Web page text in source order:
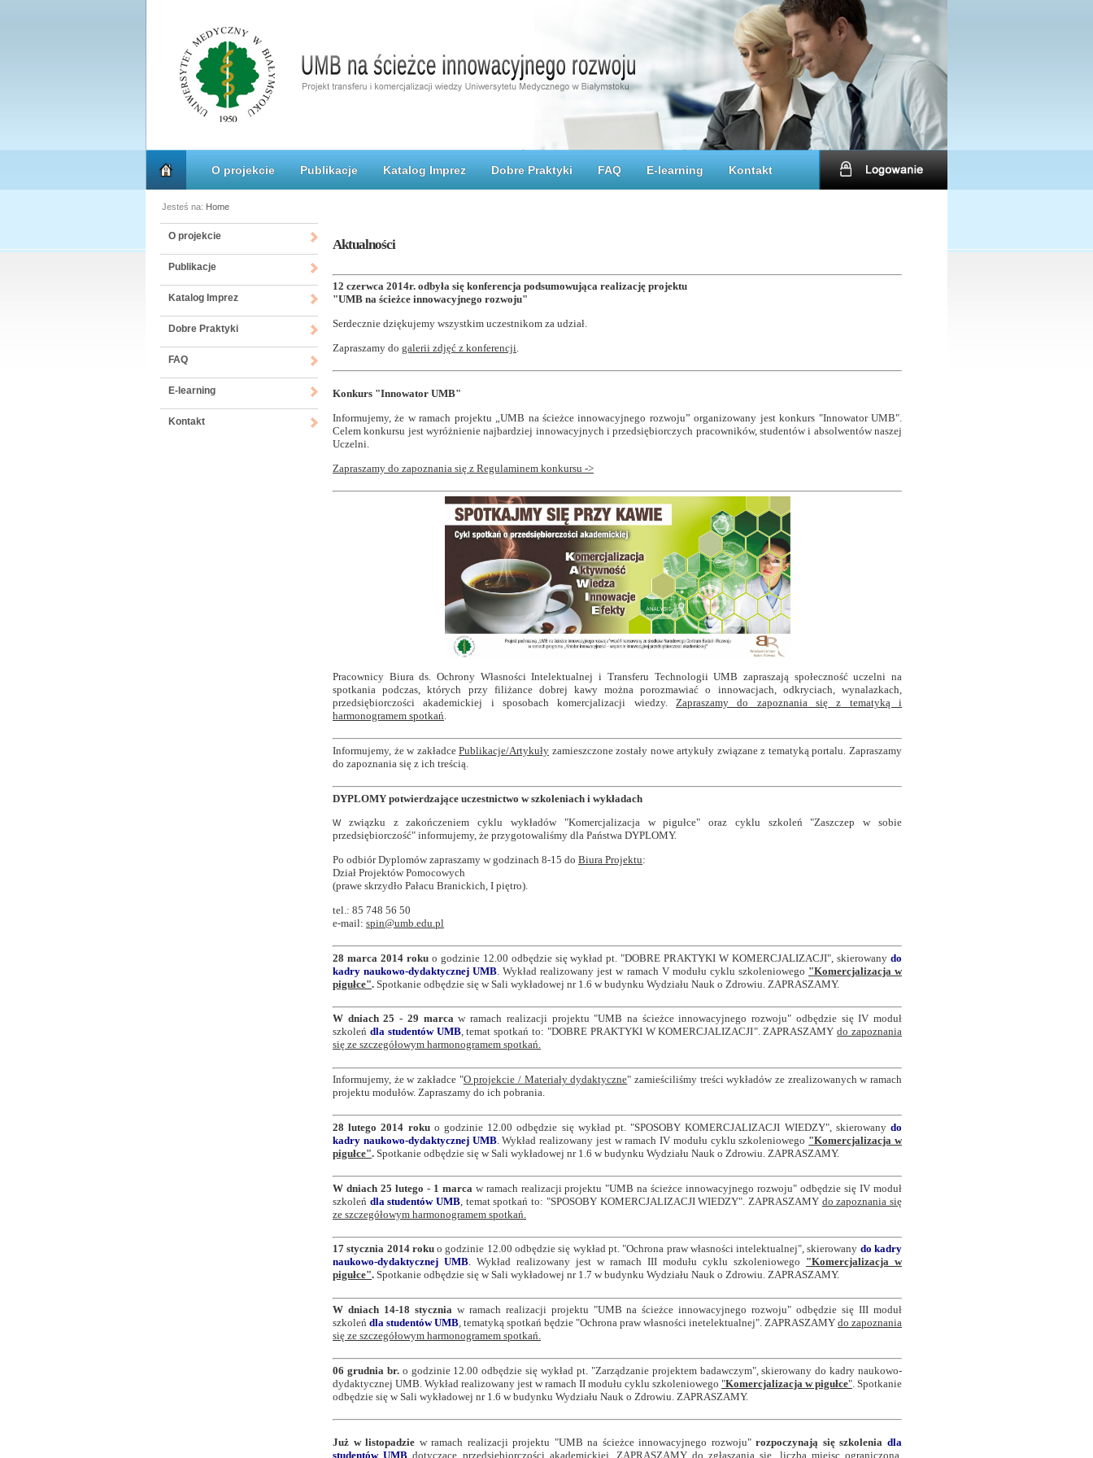
O projekcie Publikacje Katalog Imprez Dobre Praktyki FAQ E-learning Kontakt
Jesteś na: Home
O projekcie
Publikacje
Katalog Imprez
Dobre Praktyki
FAQ
E-learning
Kontakt
Aktualności
12 czerwca 2014r. odbyła się konferencja podsumowująca realizację projektu
"UMB na ścieżce innowacyjnego rozwoju"
Serdecznie dziękujemy wszystkim uczestnikom za udział.
Zapraszamy do galerii zdjęć z konferencji
Konkurs "Innowator UMB"
Informujemy, że w ramach projektu „UMB na ścieżce innowacyjnego rozwoju” organizowany jest konkurs "Innowator UMB".
Celem konkursu jest wyróżnienie najbardziej innowacyjnych i przedsiębiorczych pracowników, studentów i absolwentów naszej
Uczelni.
Zapraszamy do zapoznania się z Regulaminem konkursu ->
Pracownicy Biura ds. Ochrony Własności Intelektualnej i Transferu Technologii UMB zapraszają społeczność uczelni na
spotkania podczas, których przy filiżance dobrej kawy można porozmawiać o innowacjach, odkryciach, wynalazkach,
przedsiębiorczości akademickiej i sposobach komercjalizacji wiedzy. Zapraszamy do zapoznania się z tematyką i
harmonogramem spotkań.
Informujemy, żew zakładcePublikacje/Artykuły zamieszczone zostały nowe artykuły związane z tematyką portalu. Zapraszamy
do zapoznania się z ich treścią.
DYPLOMY potwierdzające uczestnictwo w szkoleniach i wykładach
Wzwiązku z zakończeniem cyklu wykładów "Komercjalizacja w pigułce"oraz cyklu szkoleń "Zaszczep w sobie
przedsiębiorczość" informujemy, że przygotowaliśmy dla Państwa DYPLOMY.
Po odbiór Dyplomów zapraszamy w godzinach 8-15 do Biura Projektu:
Dział Projektów Pomocowych
(prawe skrzydło Pałacu Branickich, I piętro).
tel.: 85 748 56 50
e-mail: spin@umb.edu.pl
28 marca 2014 rokuo godzinie 12.00 odbędzie się wykład pt. "DOBRE PRAKTYKI W KOMERCJALIZACJI", skierowany do
kadry naukowo-dydaktycznej UMB Wykład realizowany jest w ramach V modułu cyklu szkoleniowego "Komercjalizacja w
pigułce". Spotkanie odbędzie się w Sali wykładowej nr 1.6 w budynku Wydziału Nauk o Zdrowiu. ZAPRASZAMY.
W dniach 25 - 29 marcaw ramach realizacji projektu "UMB na ścieżce innowacyjnego rozwoju" odbędzie się IV moduł
szkoleń dla studentów UMB, temat spotkań to: "DOBRE PRAKTYKI W KOMERCJALIZACJI". ZAPRASZAMYdo zapoznania
się ze szczegółowym harmonogramem spotkań.
Informujemy, że w zakładce "O projekcie / Materiały dydaktyczne" zamieściliśmy treści wykładów ze zrealizowanych w ramach
projektu modułów. Zapraszamy do ich pobrania.
28 lutego 2014 rokuo godzinie 12.00 odbędzie się wykład pt. "SPOSOBY KOMERCJALIZACJI WIEDZY", skierowanydo
kadry naukowo-dydaktycznej UMB. Wykład realizowany jest w ramach IV modułu cyklu szkoleniowego "Komercjalizacja w
pigułce". Spotkanie odbędzie się w Sali wykładowej nr 1.6 w budynku Wydziału Nauk o Zdrowiu. ZAPRASZAMY.
W dniach 25 lutego - 1 marca w ramach realizacji projektu "UMB na ścieżce innowacyjnego rozwoju" odbędzie się IV moduł
szkoleń dla studentów UMB , temat spotkań to: "SPOSOBY KOMERCJALIZACJI WIEDZY". ZAPRASZAMY do zapoznania się
ze szczegółowym harmonogramem spotkań.
17 stycznia 2014 rokuo godzinie 12.00 odbędzie się wykład pt. "Ochrona praw własności intelektualnej", skierowany do kadry
naukowo-dydaktycznej UMB. Wykład realizowany jest w ramach III modułu cyklu szkoleniowego "Komercjalizacja w
pigułce". Spotkanie odbędzie się w Sali wykładowej nr 1.7 w budynku Wydziału Nauk o Zdrowiu. ZAPRASZAMY.
W dniach 14-18 stycznia w ramach realizacji projektu "UMB na ścieżce innowacyjnego rozwoju" odbędzie się III moduł
szkoleń dla studentów UMB, tematyką spotkań będzie "Ochrona praw własności inetelektualnej". ZAPRASZAMY do zapoznania
się ze szczegółowym harmonogramem spotkań.
06 grudnia br.o godzinie 12.00 odbędzie się wykład pt. "Zarządzanie projektem badawczym", skierowany do kadry naukowo-
dydaktycznej UMB. Wykład realizowany jest w ramach II modułu cyklu szkoleniowego "Komercjalizacja w pigułce" . Spotkanie
odbędzie się w Sali wykładowej nr 1.6 w budynku Wydziału Nauk o Zdrowiu. ZAPRASZAMY.
Już w listopadzie w ramach realizacji projektu "UMB na ścieżce innowacyjnego rozwoju"rozpoczynają się szkoleniadla
studentów UMB dotyczące przedsiębiorczości akademickiej. ZAPRASZAMY do zgłaszania się, liczba miejsc ograniczona.